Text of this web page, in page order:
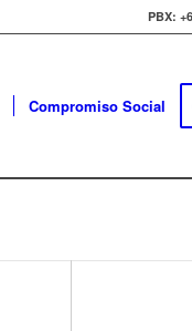
PBX:
Compromiso Social